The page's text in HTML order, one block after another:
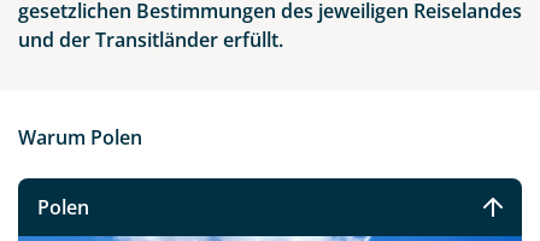
gesetzlichen Bestimmungen des jeweiligen Reiselandes
und der Transitländer erfüllt.
Warum Polen
Polen